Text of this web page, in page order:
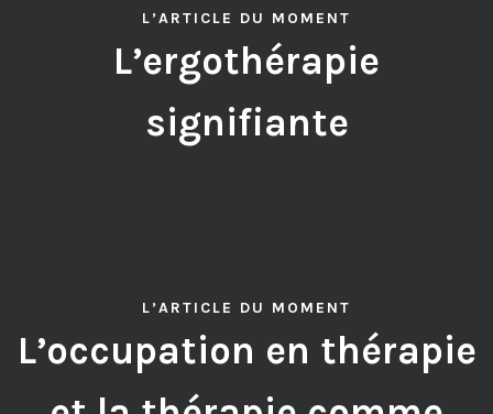
L’ARTICLE DU MOMENT
L’ergothérapie
signifiante
L’ARTICLE DU MOMENT
L’occupation en thérapie